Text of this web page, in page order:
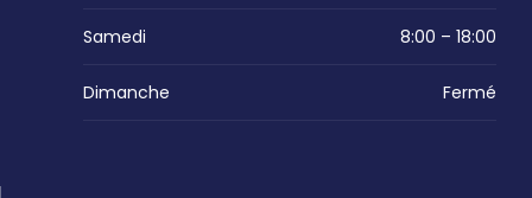
Samedi 8:00 – 18:00
Dimanche Fermé